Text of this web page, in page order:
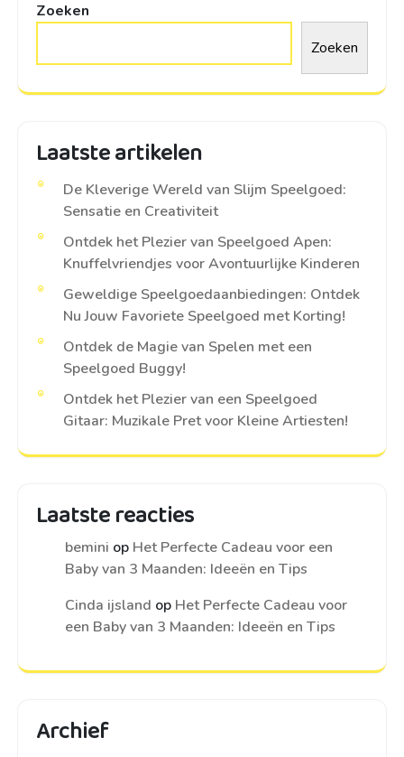
Zoeken
Zoeken
Laatste artikelen
De Kleverige Wereld van Slijm Speelgoed:
Sensatie en Creativiteit
Ontdek het Plezier van Speelgoed Apen:
Knuffelvriendjes voor Avontuurlijke Kinderen
Geweldige Speelgoedaanbiedingen: Ontdek
Nu Jouw Favoriete Speelgoed met Korting!
Ontdek de Magie van Spelen met een
Speelgoed Buggy!
Ontdek het Plezier van een Speelgoed
Gitaar: Muzikale Pret voor Kleine Artiesten!
Laatste reacties
bemini op Het Perfecte Cadeau voor een
Baby van 3 Maanden: Ideeën en Tips
Cinda ijsland op Het Perfecte Cadeau voor
een Baby van 3 Maanden: Ideeën en Tips
Archief